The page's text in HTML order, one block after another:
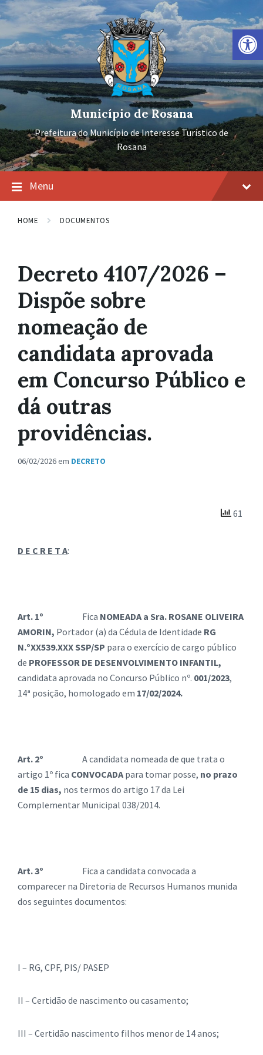
Barra de Ferramentas Aberta
Ir
para
conteúdo
Pular
para
navegação
principal
Pular
para
rodapé
Município de Rosana
Prefeitura do Município de Interesse Turístico de
Rosana
Menu
HOME DOCUMENTOS
Decreto 4107/2026 –
Dispõe sobre
nomeação de
candidata aprovada
em Concurso Público e
dá outras
providências.
06/02/2026em DECRETO
61
D E C R E T A:
Art. 1º Fica NOMEADA a Sra. ROSANE OLIVEIRA
AMORIN, Portador (a) da Cédula de Identidade RG
N.ºXX539.XXX SSP/SP para o exercício de cargo público
de PROFESSOR DE DESENVOLVIMENTO INFANTIL,
candidata aprovada no Concurso Público nº. 001/2023,
14ª posição, homologado em 17/02/2024.
Art. 2º A candidata nomeada de que trata o
artigo 1º fica CONVOCADA para tomar posse, no prazo
de 15 dias, nos termos do artigo 17 da Lei
Complementar Municipal 038/2014.
Art. 3º Fica a candidata convocada a
comparecer na Diretoria de Recursos Humanos munida
dos seguintes documentos:
I – RG, CPF, PIS/ PASEP
II – Certidão de nascimento ou casamento;
III – Certidão nascimento filhos menor de 14 anos;